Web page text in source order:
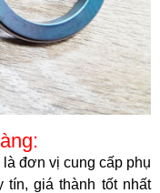
đơn vị cung cấp phụ
giá thành tốt nhất